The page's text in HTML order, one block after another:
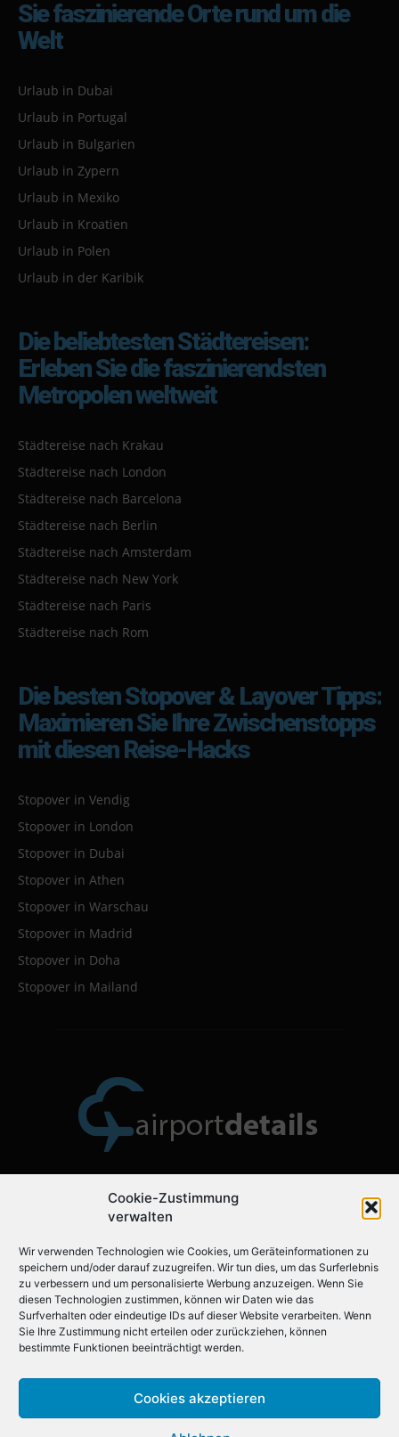
Cookie-Zustimmung
verwalten
Wir verwenden Technologien wie Cookies, um Geräteinformationen zu
speichern und/oder darauf zuzugreifen. Wir tun dies, um das Surferlebnis
zu verbessern und um personalisierte Werbung anzuzeigen. Wenn Sie
diesen Technologien zustimmen, können wir Daten wie das
Surfverhalten oder eindeutige IDs auf dieser Website verarbeiten. Wenn
Sie Ihre Zustimmung nicht erteilen oder zurückziehen, können
bestimmte Funktionen beeinträchtigt werden.
Cookies akzeptieren
Sie faszinierende Orte rund um die
Welt
Urlaub in Dubai
Urlaub in Portugal
Urlaub in Bulgarien
Urlaub in Zypern
Urlaub in Mexiko
Urlaub in Kroatien
Urlaub in Polen
Urlaub in der Karibik
Die beliebtesten Städtereisen:
Erleben Sie die faszinierendsten
Metropolen weltweit
Städtereise nach Krakau
Städtereise nach London
Städtereise nach Barcelona
Städtereise nach Berlin
Städtereise nach Amsterdam
Städtereise nach New York
Städtereise nach Paris
Städtereise nach Rom
Die besten Stopover & Layover Tipps:
Maximieren Sie Ihre Zwischenstopps
mit diesen Reise-Hacks
Stopover in Vendig
Stopover in London
Stopover in Dubai
Stopover in Athen
Stopover in Warschau
Stopover in Madrid
Stopover in Doha
Stopover in Mailand
Über uns
Airportdetails.de ist der ideale Flughafenführer für Ihre
nächste Reise.
Folgen Sie uns auf